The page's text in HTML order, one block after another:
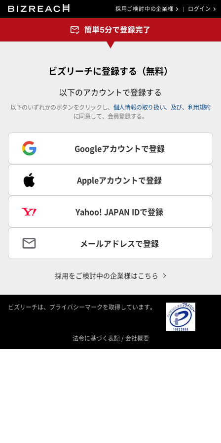
採用ご検討中の企業様 ログイン
ビズリーチに登録する（無料）
以下のアカウントで登録する
以下のいずれかのボタンをクリックし、 個人情報の取り扱い、及び、利用規約
に同意して、会員登録する。
Googleアカウントで登録
Appleアカウントで登録
Yahoo! JAPAN IDで登録
メールアドレスで登録
採用をご検討中の企業様はこちら
ビズリーチは、プライバシーマークを取得しています。
法令に基づく表記 /会社概要